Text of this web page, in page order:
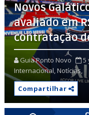
Novos
avaliado em
contratação
Guia Ponto Novo 5
Internacional,Notícias,
Compartilhar